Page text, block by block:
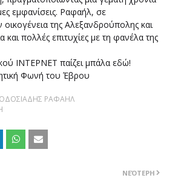
εμφανίσεις. Ραφαήλ, σε
της Αλεξανδρούπολης και
πολλές επιτυχίες με τη φανέλα της
ΙΝΤΕΡΝΕΤ παίζει μπάλα εδώ!
Φωνή του Έβρου
ΡΑΦΑΗΛ
ΝΕΌΤΕΡΗ